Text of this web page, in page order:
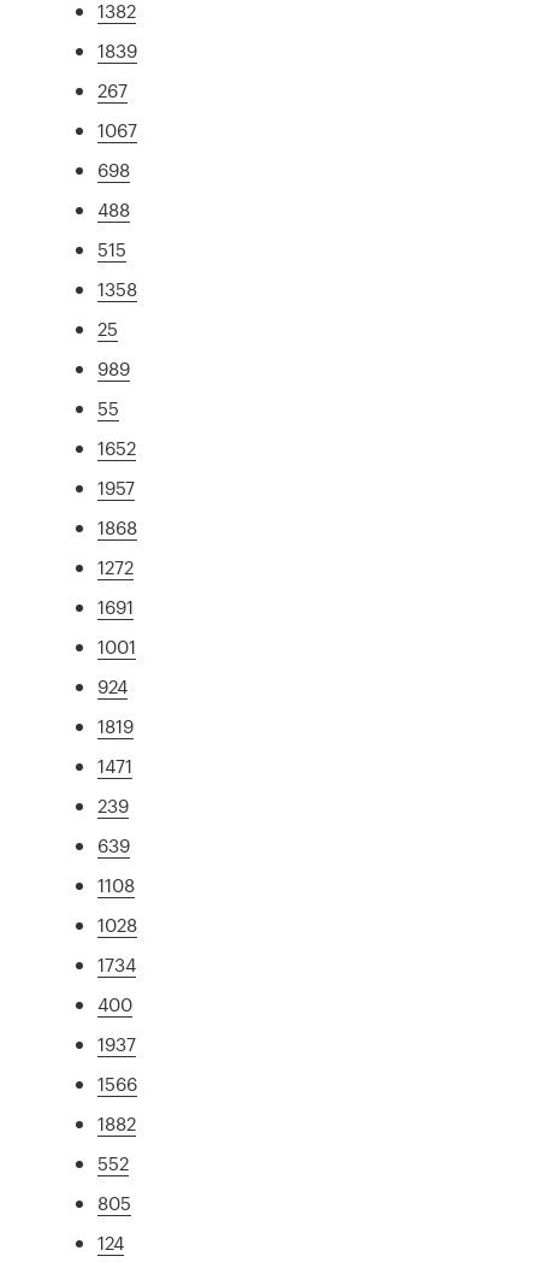
1382
1839
267
1067
698
488
515
1358
25
989
55
1652
1957
1868
1272
1691
1001
924
1819
1471
239
639
1108
1028
1734
400
1937
1566
1882
552
805
124